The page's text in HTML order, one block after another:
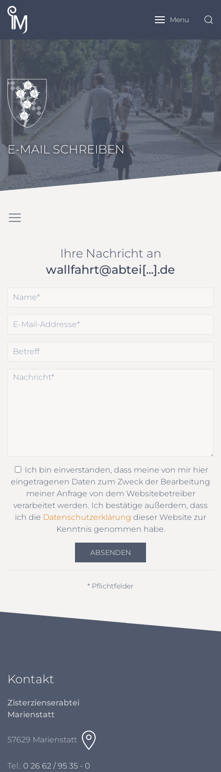
Menu
E-MAIL SCHREIBEN
Ihre Nachricht an
wallfahrt@abtei[...].de
Ich bin einverstanden, dass meine von mir hier
eingetragenen Daten zum Zweck der Bearbeitung
meiner Anfrage von dem Websitebetreiber
verarbeitet werden. Ich bestätige außerdem, dass
ich die Datenschutzerklärung dieser Website zur
Kenntnis genommen habe.
ABSENDEN
* Pflichtfelder
Kontakt
Zisterzienserabtei
Marienstatt
57629 Marienstatt
Tel.: 0 26 62 / 95 35 - 0